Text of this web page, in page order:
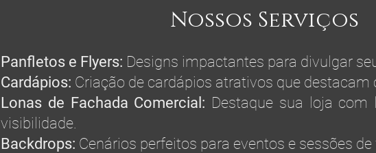
Nossos Serviços
Panfletos e Flyers: Designs impactantes para divulgar
Cardápios: Criação de cardápios atrativos que destacam
Lonas de Fachada Comercial: Destaque sua loja
visibilidade.
Backdrops: Cenários perfeitos para eventos e sessões de